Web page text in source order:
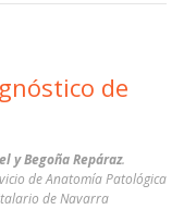
de
y Begoña Repáraz.
de Anatomía Patológica
de Navarra